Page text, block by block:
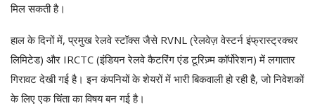
मिल सकती है।
हाल के दिनों में, प्रमुख रेलवे स्टॉक्स जैसे RVNL (रेलवेज़ वेस्टर्न इंफ्रास्ट्रक्चर
लिमिटेड) और IRCTC (इंडियन रेलवे कैटरिंग एंड टूरिज़्म कॉर्पोरेशन) में लगातार
गिरावट देखी गई है। इन कंपनियों के शेयरों में भारी बिकवाली हो रही है, जो निवेशकों
के लिए एक चिंता का विषय बन गई है।